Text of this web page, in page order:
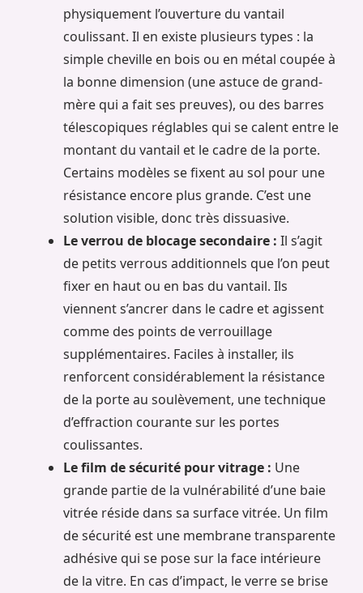
physiquement l’ouverture du vantail
coulissant. Il en existe plusieurs types : la
simple cheville en bois ou en métal coupée à
la bonne dimension (une astuce de grand-
mère qui a fait ses preuves), ou des barres
télescopiques réglables qui se calent entre le
montant du vantail et le cadre de la porte.
Certains modèles se fixent au sol pour une
résistance encore plus grande. C’est une
solution visible, donc très dissuasive.
Le verrou de blocage secondaire : Il s’agit
de petits verrous additionnels que l’on peut
fixer en haut ou en bas du vantail. Ils
viennent s’ancrer dans le cadre et agissent
comme des points de verrouillage
supplémentaires. Faciles à installer, ils
renforcent considérablement la résistance
de la porte au soulèvement, une technique
d’effraction courante sur les portes
coulissantes.
Le film de sécurité pour vitrage : Une
grande partie de la vulnérabilité d’une baie
vitrée réside dans sa surface vitrée. Un film
de sécurité est une membrane transparente
adhésive qui se pose sur la face intérieure
de la vitre. En cas d’impact, le verre se brise